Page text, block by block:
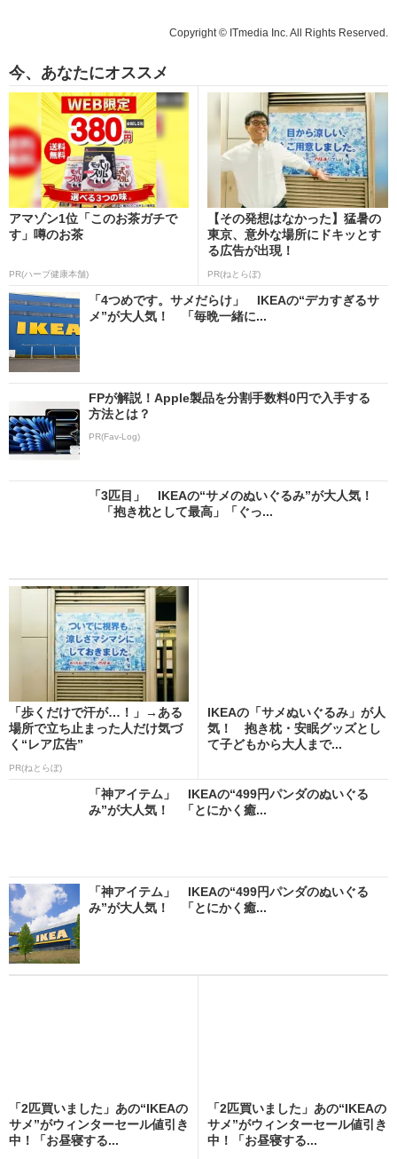
Copyright © ITmedia Inc. All Rights Reserved.
今、あなたにオススメ
アマゾン1位「このお茶ガチで
す」噂のお茶
PR(ハーブ健康本舗)
【その発想はなかった】猛暑の
東京、意外な場所にドキッとす
る広告が出現！
PR(ねとらぼ)
「4つめです。サメだらけ」 IKEAの“デカすぎるサ
メ”が大人気！ 「毎晩一緒に...
FPが解説！Apple製品を分割手数料0円で入手する
方法とは？
PR(Fav-Log)
「3匹目」 IKEAの“サメのぬいぐるみ”が大人気！
「抱き枕として最高」「ぐっ...
「歩くだけで汗が…！」→ある
場所で立ち止まった人だけ気づ
く“レア広告”
PR(ねとらぼ)
IKEAの「サメぬいぐるみ」が人
気！ 抱き枕・安眠グッズとし
て子どもから大人まで...
「神アイテム」 IKEAの“499円パンダのぬいぐる
み”が大人気！ 「とにかく癒...
「神アイテム」 IKEAの“499円パンダのぬいぐる
み”が大人気！ 「とにかく癒...
「2匹買いました」あの“IKEAの
サメ”がウィンターセール値引き
中！「お昼寝する...
「2匹買いました」あの“IKEAの
サメ”がウィンターセール値引き
中！「お昼寝する...